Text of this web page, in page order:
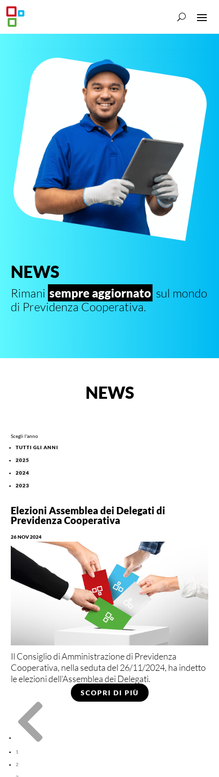
NEWS
Rimani sempre aggiornato sul mondo
di Previdenza Cooperativa.
NEWS
Scegli l'anno
TUTTI GLI ANNI
2025
2024
2023
Elezioni Assemblea dei Delegati di
Previdenza Cooperativa
26 NOV 2024
Il Consiglio di Amministrazione di Previdenza
Cooperativa, nella seduta del 26/11/2024, ha indetto
le elezioni dell’Assemblea dei Delegati.
SCOPRI DI PIÙ

1
2